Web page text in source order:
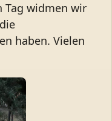
Tag widmen wir
haben. Vielen